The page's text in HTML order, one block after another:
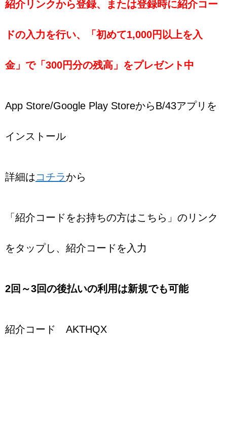
紹介リンクから登録、または登録時に紹介コー
ドの入力を行い、「 初めて1,000円以上を入
金」で「300円分の残高」 をプレゼント中
App Store/Google Play StoreからB/43アプリを
インストール
詳細は コチラから
「紹介コードをお持ちの方はこちら」のリンク
をタップし、紹介コードを入力
2回～3回の後払いの利用は新規でも可能
紹介コード AKTHQX